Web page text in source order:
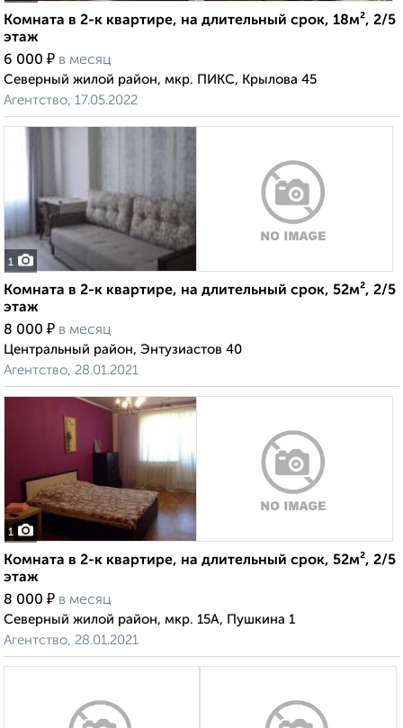
Комната в 2-к квартире, на длительный срок, 18м², 2/5
этаж
6 000 ₽ в месяц
Северный жилой район, мкр. ПИКС, Крылова 45
Агентство, 17.05.2022
1
Комната в 2-к квартире, на длительный срок, 52м², 2/5
этаж
8 000 ₽ в месяц
Центральный район, Энтузиастов 40
Агентство, 28.01.2021
1
Комната в 2-к квартире, на длительный срок, 52м², 2/5
этаж
8 000 ₽ в месяц
Северный жилой район, мкр. 15А, Пушкина 1
Агентство, 28.01.2021